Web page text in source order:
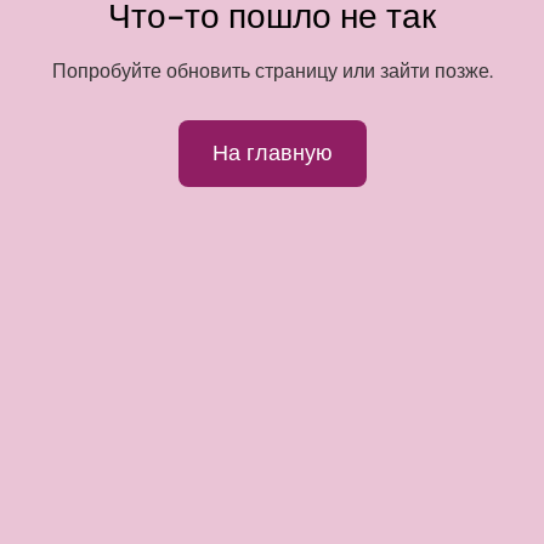
Что-то пошло не так
Попробуйте обновить страницу или зайти позже.
На главную